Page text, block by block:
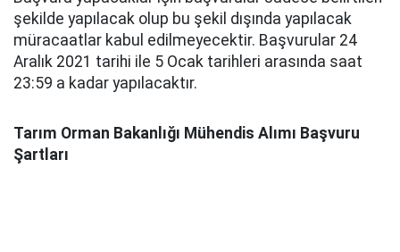
şekilde yapılacak olup bu şekil dışında yapılacak
müracaatlar kabul edilmeyecektir. Başvurular 24
Aralık 2021 tarihi ile 5 Ocak tarihleri arasında saat
23:59 a kadar yapılacaktır.
Tarım Orman Bakanlığı Mühendis Alımı Başvuru
Şartları